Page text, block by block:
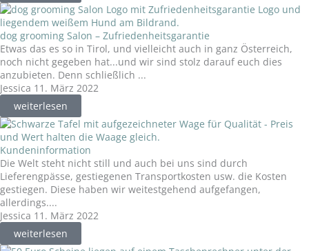
dog grooming Salon – Zufriedenheitsgarantie
Etwas das es so in Tirol, und vielleicht auch in ganz Österreich,
noch nicht gegeben hat...und wir sind stolz darauf euch dies
anzubieten. Denn schließlich ...
Jessica 11. März 2022
weiterlesen
Kundeninformation
Die Welt steht nicht still und auch bei uns sind durch
Lieferengpässe, gestiegenen Transportkosten usw. die Kosten
gestiegen. Diese haben wir weitestgehend aufgefangen,
allerdings....
Jessica 11. März 2022
weiterlesen